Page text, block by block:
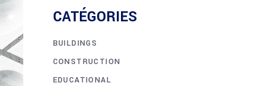
CATÉGORIES
BUILDINGS
CONSTRUCTION
EDUCATIONAL